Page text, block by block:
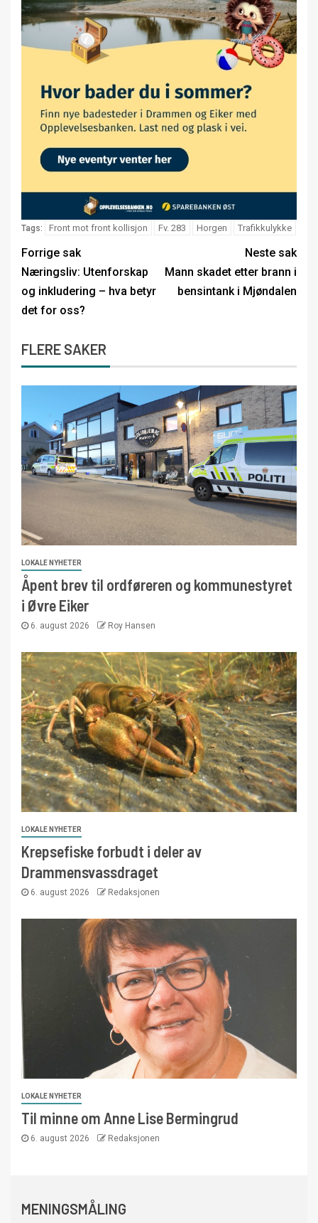
Tags: Front mot front kollisjon Fv. 283 Horgen Trafikkulykke
Forrige sak
Næringsliv: Utenforskap
og inkludering – hva betyr
det for oss?
Neste sak
Mann skadet etter brann i
bensintank i Mjøndalen
FLERE SAKER
LOKALE NYHETER
Åpent brev til ordføreren og kommunestyret
i Øvre Eiker
6. august 2026 Roy Hansen
LOKALE NYHETER
Krepsefiske forbudt i deler av
Drammensvassdraget
6. august 2026 Redaksjonen
LOKALE NYHETER
Til minne om Anne Lise Bermingrud
6. august 2026 Redaksjonen
MENINGSMÅLING